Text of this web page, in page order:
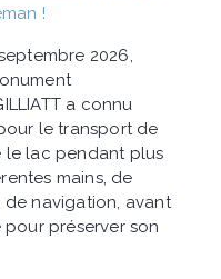
!
2026,
a connu
le transport de
le lac pendant plus
mains, de
de navigation, avant
pour préserver son